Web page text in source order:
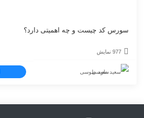
سورس کد چیست و چه اهمیتی دارد؟
977 نمایش
سعید طوسی